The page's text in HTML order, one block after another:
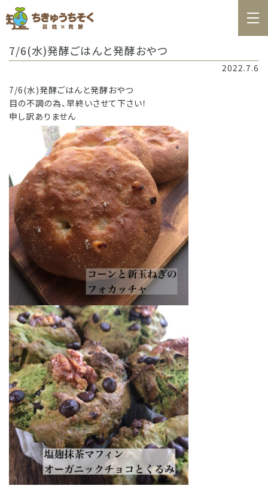
百姓日記
お知らせ
お問合せ
料理教室カレンダー
商品の購入
7/6(水)発酵ごはんと発酵おやつ
2022.7.6
7/6(水)発酵ごはんと発酵おやつ
目の不調の為、早終いさせて下さい！
申し訳ありません